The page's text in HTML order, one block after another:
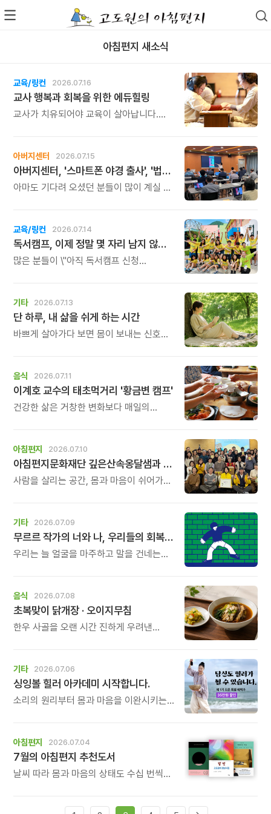
아침편지 새소식
교육/링컨 2026.07.16
교사 행복과 회복을 위한 에듀힐링
교사가 치유되어야 교육이 살아납니다.
교육의 중심에 있는 나 자신을 돌보고
회복하는 시간입니다. 누군가를 가르치기
위해 애써온 시간만큼, 이제는 자신을 위한
쉼과 치유의 시간을 선물해 보시기
아버지센터 2026.07.15
아버지센터, '스마트폰 야경 출사', '법인사용설명서', '유튜브 숏츠 영상 만들기' 강좌 신청하세요
아마도 기다려 오셨던 분들이 많이 계실 것
알려드립니다.
교육/링컨 2026.07.14
독서캠프, 이제 정말 몇 자리 남지 않았습니다.
많은 분들이 \"아직 독서캠프 신청
하지만 이제는 정말 남은 자리가 얼마 남지
않았습니다.
기타 2026.07.13
단 하루, 내 삶을 쉬게 하는 시간
바쁘게 살아가다 보면 몸이 보내는 신호도,
\'조금 쉬어야 하는데...\' 생각만 하다가
다시 일상으로 돌아가는 날들이 반복되곤
하지요. 하루명상은 멀리 떠나는 여행도,
거창한 결심도 필요하지 않습니다.
음식 2026.07.11
이계호 교수의 태초먹거리 '황금변 캠프'
건강한 삶은 거창한 변화보다 매일의
생활은 작은 습관에서 시작됩니다.
유퀴즈에서 많은 관심을 받은 이계호
교수와 함께하는 태초먹거리 황금변 캠프
아침편지 2026.07.10
아침편지문화재단 깊은산속옹달샘과 함께할 가족을 찾습니다.
사람을 살리는 공간, 몸과 마음이 쉬어가는
깊은산속옹달샘에서 함께 성장하며 오래
걸어갈 새로운 가족을 기다립니다.
기타 2026.07.09
무르르 작가의 너와 나, 우리들의 회복일지!
우리는 늘 얼굴을 마주하고 말을 건네는
작가의 그림책「너와 등을 맞대면」은 \'마주
보는 관계\'를 넘어 \'등을 맞대는 관계\'의
힘을 이야기합니다.
음식 2026.07.08
초복맞이 닭개장 · 오이지무침
한우 사골을 오랜 시간 진하게 우려낸
부드러운 고사리와 느타리버섯까지. 좋은
재료를 아낌없이 담아 시간과 정성을 들여
끓여낸 닭개장입니다.
기타 2026.07.06
싱잉볼 힐러 아카데미 시작합니다.
소리의 원리부터 몸과 마음을 이완시키는
있는 힐러의 역량을 체계적으로 배우게
됩니다.
아침편지 2026.07.04
7월의 아침편지 추천도서
날씨 따라 몸과 마음의 상태도 수십 번씩